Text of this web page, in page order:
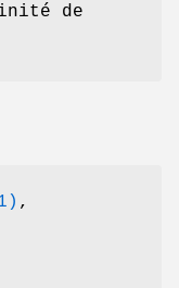
de
,